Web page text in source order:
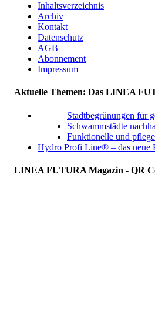
Inhaltsverzeichnis
Archiv
Kontakt
Datenschutz
AGB
Abonnement
Impressum
Aktuelle Themen: Das LINEA
Stadtbegrünungen für
Schwammstädte
Funktionelle und
Hydro Profi Line® – das neue
LINEA FUTURA Magazin - QR